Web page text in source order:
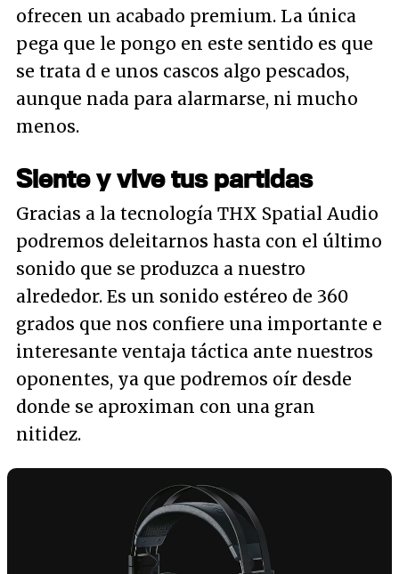
ofrecen un acabado premium. La única
pega que le pongo en este sentido es que
se trata d e unos cascos algo pescados,
aunque nada para alarmarse, ni mucho
menos.
Siente y vive tus partidas
Gracias a la tecnología THX Spatial Audio
podremos deleitarnos hasta con el último
sonido que se produzca a nuestro
alrededor. Es un sonido estéreo de 360
grados que nos confiere una importante e
interesante ventaja táctica ante nuestros
oponentes, ya que podremos oír desde
donde se aproximan con una gran
nitidez.